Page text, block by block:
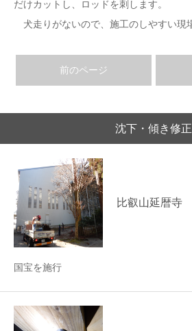
だけカットし、ロッドを刺します。
犬走りがないので、施工のしやすい現
前のページ
沈下・傾き修正
比叡山延暦寺
国宝を施行